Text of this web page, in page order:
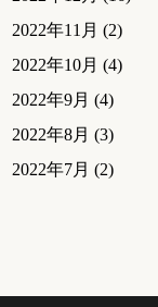
2022年11月 (2)
2022年10月 (4)
2022年9月 (4)
2022年8月 (3)
2022年7月 (2)